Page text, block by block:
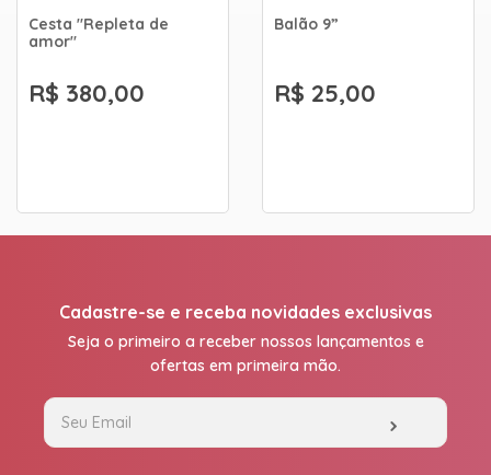
Cesta "Repleta de
amor"
R$ 380,00
Balão 9”
R$ 25,00
Cadastre-se e receba novidades exclusivas
Seja o primeiro a receber nossos lançamentos e
ofertas em primeira mão.